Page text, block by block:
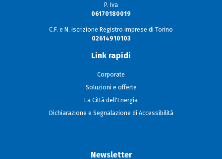
P. Iva
06170180019
C.F. e N. iscrizione Registro imprese di Torino
02614910103
Link rapidi
Corporate
Soluzioni e offerte
La Città dell'Energia
Dichiarazione e Segnalazione di Accessibilità
Newsletter